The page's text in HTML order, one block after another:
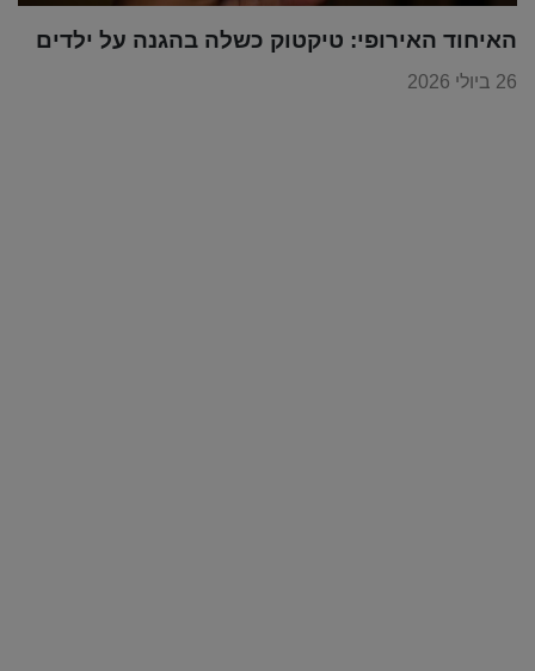
האיחוד האירופי: טיקטוק כשלה בהגנה על ילדים
26 ביולי 2026